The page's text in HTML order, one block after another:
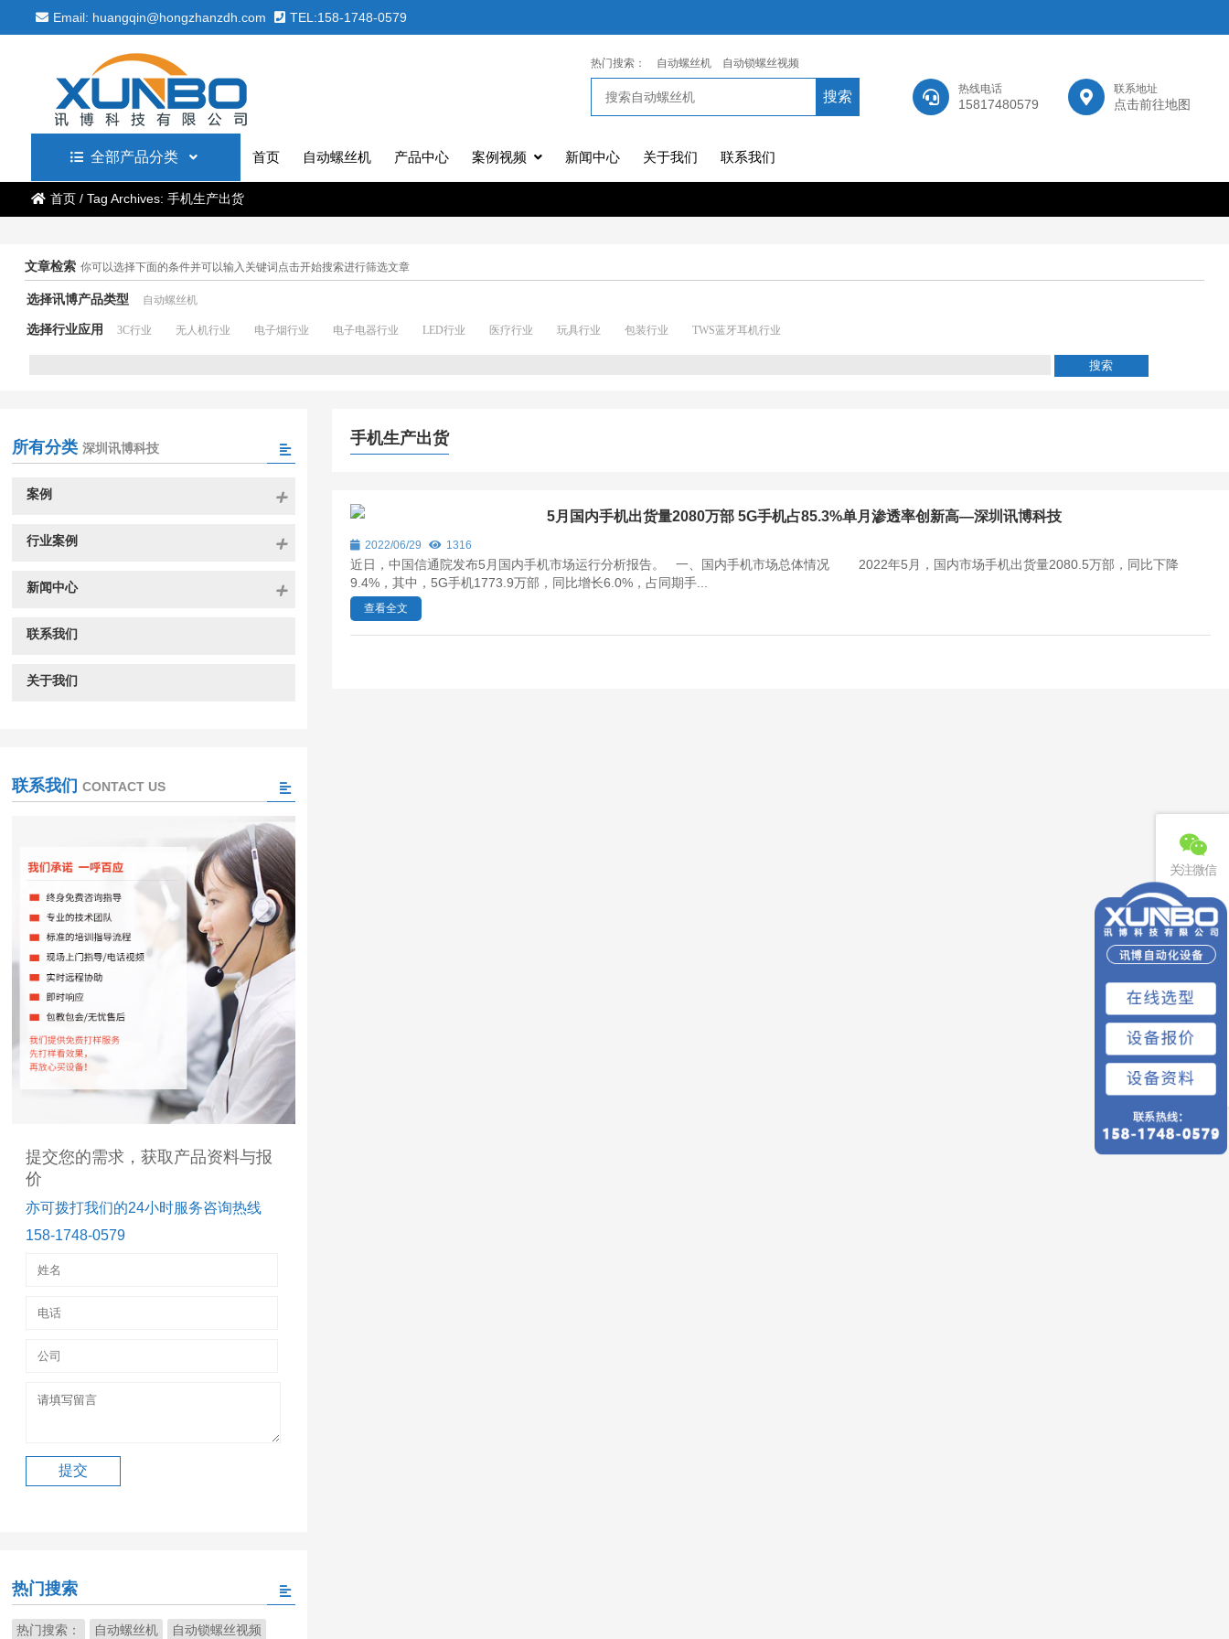
Email: huangqin@hongzhanzdh.com TEL:158-1748-0579
热线电话
15817480579
联系地址
点击前往地图
热门搜索： 自动螺丝机 自动锁螺丝视频
全部产品分类 首页 自动螺丝机 产品中心 案例视频 新闻中心 关于我们 联系我们
首页/ Tag Archives: 手机生产出货
文章检索 你可以选择下面的条件并可以输入关键词点击开始搜索进行筛选文章
选择讯博产品类型 自动螺丝机
选择行业应用 3C行业 无人机行业 电子烟行业 电子电器行业 LED行业 医疗行业 玩具行业 包装行业 TWS蓝牙耳机行业
手机生产出货
5月国内手机出货量2080万部 5G手机占85.3%单月渗透率创新高—深圳讯博科技
2022/06/29 1316
近日，中国信通院发布5月国内手机市场运行分析报告。 一、国内手机市场总体情况 2022年5月，国内市场手机出货量2080.5万部，同比下降
9.4%，其中，5G手机1773.9万部，同比增长6.0%，占同期手...
查看全文
所有分类 深圳讯博科技
案例
行业案例
新闻中心
联系我们
关于我们
联系我们 CONTACT US
提交您的需求，获取产品资料与报
价
亦可拨打我们的24小时服务咨询热线
158-1748-0579
热门搜索
热门搜索： 自动螺丝机 自动锁螺丝视频
关注微信
联系电话
免费预约
回到顶部